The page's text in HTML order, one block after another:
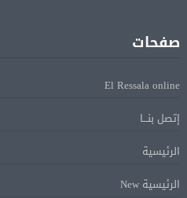
ماكرون: الاتحاد الأوروبى وشركاؤه
على روسيا لوقف الحرب بأوكرانيا
البيان الختامى لاجتماع عمّان الوزارى
صفحات
El Ressala online
إتصل بنـــا
الرئيسية
الرئيسية New